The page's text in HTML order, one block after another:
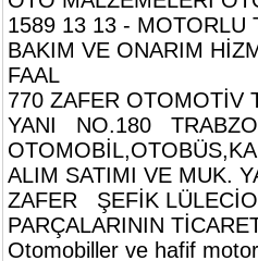
1589 13 13 - MOTORLU
BAKIM VE ONARIM
FAAL
770 ZAFER OTOMOTİV
YANI NO.180
ALIM SATIMI VE MUK.
ZAFER ŞEFİK
PARÇALARININ
Otomobiller ve hafif